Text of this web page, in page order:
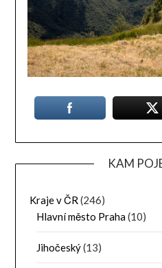
KAM
Kraje v ČR (246)
Hlavní město Praha(10)
Jihočeský(13)